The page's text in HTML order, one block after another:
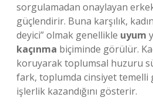
sorgulamadan onaylayan
güçlendirir. Buna karşılık,
deyici” olmak genellikle uyum
kaçınma biçiminde görülür.
koruyarak toplumsal huzuru
fark, toplumda cinsiyet temelli
işlerlik kazandığını gösterir.